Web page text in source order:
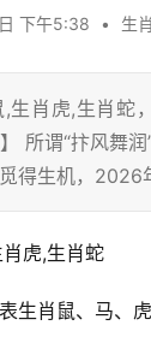
下午5:38 • 生
生肖虎,生肖蛇
所谓“抃风舞
得生机，2026
虎,生肖蛇
生肖鼠、马、